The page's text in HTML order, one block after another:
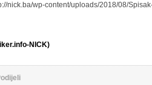
nick.ba/wp-content/uploads/2018/08/
NICK)